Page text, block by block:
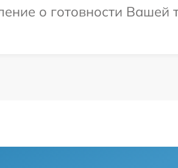
о готовности Вашей